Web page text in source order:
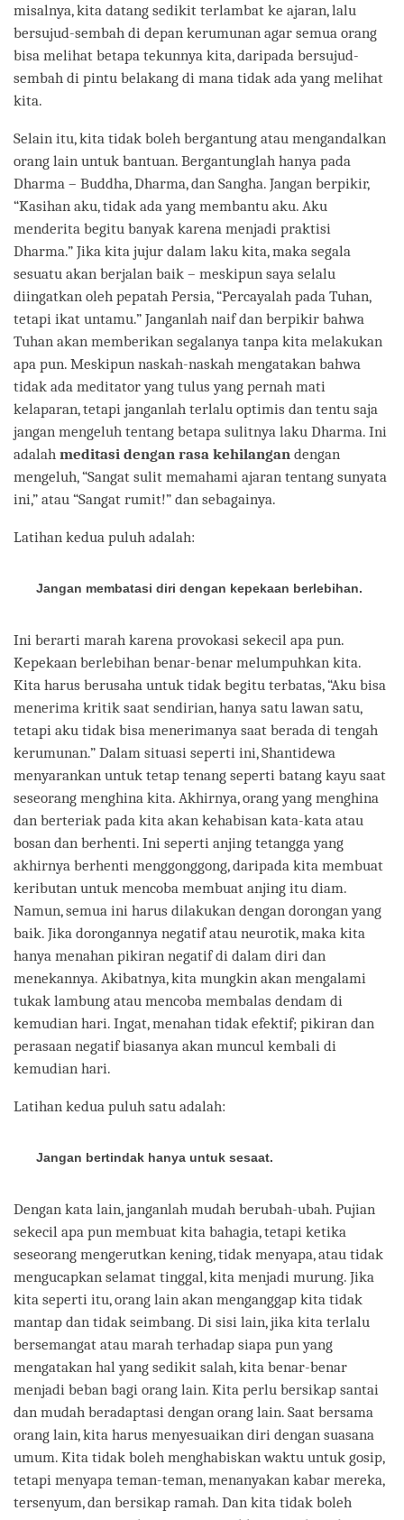
misalnya, kita datang sedikit terlambat ke ajaran, lalu
bersujud-sembah di depan kerumunan agar semua orang
bisa melihat betapa tekunnya kita, daripada bersujud-
sembah di pintu belakang di mana tidak ada yang melihat
kita.
Selain itu, kita tidak boleh bergantung atau mengandalkan
orang lain untuk bantuan. Bergantunglah hanya pada
Dharma – Buddha, Dharma, dan Sangha. Jangan berpikir,
“Kasihan aku, tidak ada yang membantu aku. Aku
menderita begitu banyak karena menjadi praktisi
Dharma.” Jika kita jujur dalam laku kita, maka segala
sesuatu akan berjalan baik – meskipun saya selalu
diingatkan oleh pepatah Persia, “Percayalah pada Tuhan,
tetapi ikat untamu.” Janganlah naif dan berpikir bahwa
Tuhan akan memberikan segalanya tanpa kita melakukan
apa pun. Meskipun naskah-naskah mengatakan bahwa
tidak ada meditator yang tulus yang pernah mati
kelaparan, tetapi janganlah terlalu optimis dan tentu saja
jangan mengeluh tentang betapa sulitnya laku Dharma. Ini
adalah meditasi dengan rasa kehilangan dengan
mengeluh, “Sangat sulit memahami ajaran tentang sunyata
ini,” atau “Sangat rumit!” dan sebagainya.
Latihan kedua puluh adalah:
Jangan membatasi diri dengan kepekaan berlebihan.
Ini berarti marah karena provokasi sekecil apa pun.
Kepekaan berlebihan benar-benar melumpuhkan kita.
Kita harus berusaha untuk tidak begitu terbatas, “Aku bisa
menerima kritik saat sendirian, hanya satu lawan satu,
tetapi aku tidak bisa menerimanya saat berada di tengah
kerumunan.” Dalam situasi seperti ini, Shantidewa
menyarankan untuk tetap tenang seperti batang kayu saat
seseorang menghina kita. Akhirnya, orang yang menghina
dan berteriak pada kita akan kehabisan kata-kata atau
bosan dan berhenti. Ini seperti anjing tetangga yang
akhirnya berhenti menggonggong, daripada kita membuat
keributan untuk mencoba membuat anjing itu diam.
Namun, semua ini harus dilakukan dengan dorongan yang
baik. Jika dorongannya negatif atau neurotik, maka kita
hanya menahan pikiran negatif di dalam diri dan
menekannya. Akibatnya, kita mungkin akan mengalami
tukak lambung atau mencoba membalas dendam di
kemudian hari. Ingat, menahan tidak efektif; pikiran dan
perasaan negatif biasanya akan muncul kembali di
kemudian hari.
Latihan kedua puluh satu adalah:
Jangan bertindak hanya untuk sesaat.
Dengan kata lain, janganlah mudah berubah-ubah. Pujian
sekecil apa pun membuat kita bahagia, tetapi ketika
seseorang mengerutkan kening, tidak menyapa, atau tidak
mengucapkan selamat tinggal, kita menjadi murung. Jika
kita seperti itu, orang lain akan menganggap kita tidak
mantap dan tidak seimbang. Di sisi lain, jika kita terlalu
bersemangat atau marah terhadap siapa pun yang
mengatakan hal yang sedikit salah, kita benar-benar
menjadi beban bagi orang lain. Kita perlu bersikap santai
dan mudah beradaptasi dengan orang lain. Saat bersama
orang lain, kita harus menyesuaikan diri dengan suasana
umum. Kita tidak boleh menghabiskan waktu untuk gosip,
tetapi menyapa teman-teman, menanyakan kabar mereka,
tersenyum, dan bersikap ramah. Dan kita tidak boleh